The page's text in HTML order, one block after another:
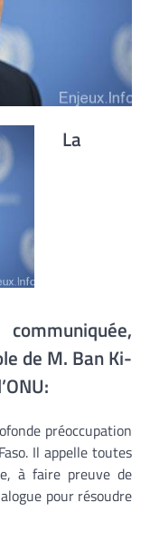
La
de M. Ban Ki-
préoccupation
Il appelle toutes
à faire preuve de
pour résoudre